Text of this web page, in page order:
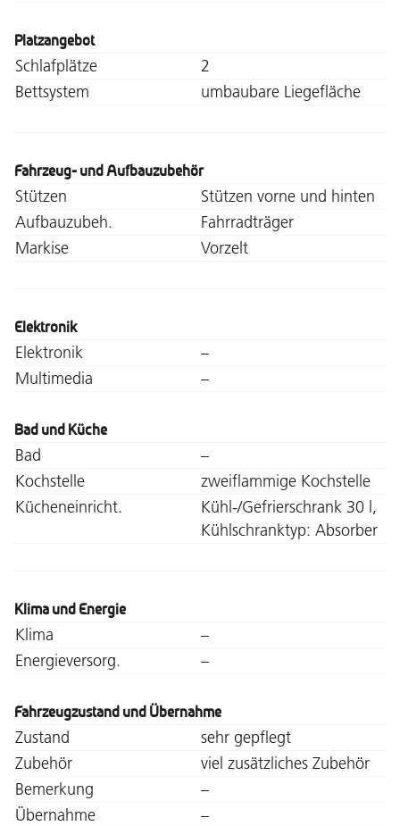
Platzangebot
Schlafplätze
2
Bettsystem
umbaubare Liegefläche
Fahrzeug- und Aufbauzubehör
Stützen
Stützen vorne und hinten
Aufbauzubeh.
Fahrradträger
Markise
Vorzelt
Elektronik
Elektronik
–
Multimedia
–
Bad und Küche
Bad
–
Kochstelle
zweiflammige Kochstelle
Kücheneinricht.
Kühl-/Gefrierschrank 30 l,
Kühlschranktyp: Absorber
Klima und Energie
Klima
–
Energieversorg.
–
Fahrzeugzustand und Übernahme
Zustand
sehr gepflegt
Zubehör
viel zusätzliches Zubehör
Bemerkung
–
Übernahme
–